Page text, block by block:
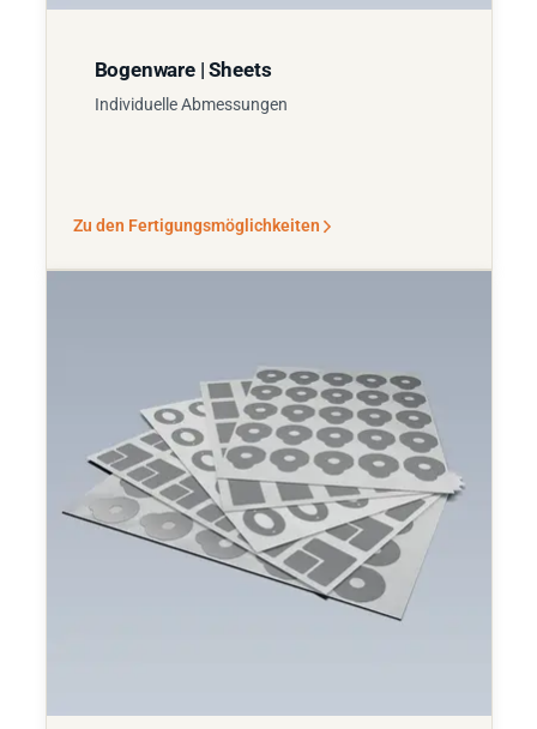
Bogenware | Sheets
Individuelle Abmessungen
Zu den Fertigungsmöglichkeiten